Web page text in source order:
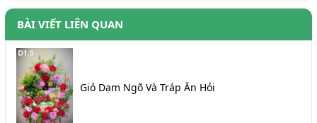
BÀI VIẾT LIÊN QUAN
Giỏ Dạm Ngõ Và Tráp Ăn Hỏi